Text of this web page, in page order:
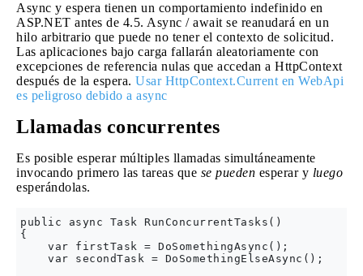
Async y espera tienen un comportamiento indefinido en
ASP.NET antes de 4.5. Async / await se reanudará en un
hilo arbitrario que puede no tener el contexto de solicitud.
Las aplicaciones bajo carga fallarán aleatoriamente con
excepciones de referencia nulas que accedan a HttpContext
después de la espera. Usar HttpContext.Current en WebApi
es peligroso debido a async
Llamadas concurrentes
Es posible esperar múltiples llamadas simultáneamente
invocando primero las tareas que se pueden esperar y luego
esperándolas.
public async Task RunConcurrentTasks()
{
    var firstTask = DoSomethingAsync();
    var secondTask = DoSomethingElseAsync();